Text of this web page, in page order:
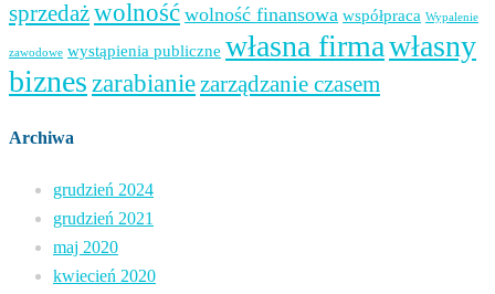
sprzedażwolność wolność finansowa współpraca Wypalenie
zawodowe wystąpienia publiczne własna firmawłasny
biznes zarabianie zarządzanie czasem
Archiwa
grudzień 2024
grudzień 2021
maj 2020
kwiecień 2020